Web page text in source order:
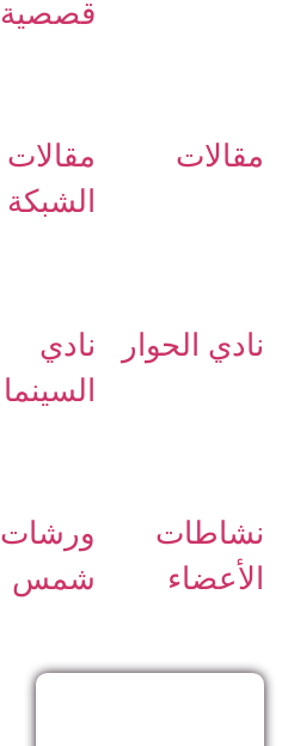
قصصية
مقالات
مقالات
الشبكة
نادي الحوار
نادي
السينما
نشاطات
الأعضاء
ورشات
شمس